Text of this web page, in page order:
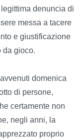
denuncia di
messa a tacere
e giustificazione
da gioco.
domenica
di persone,
certamente non
negli anni, la
proprio